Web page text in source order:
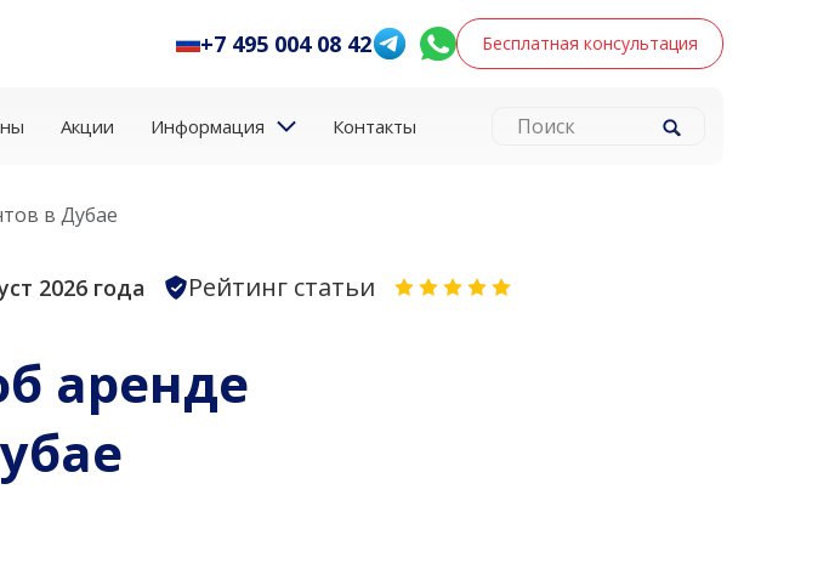
+7 495 004 08 42 Бесплатная консультация
Акции Информация Контакты
в Дубае
2026 года Рейтинг статьи
аренде